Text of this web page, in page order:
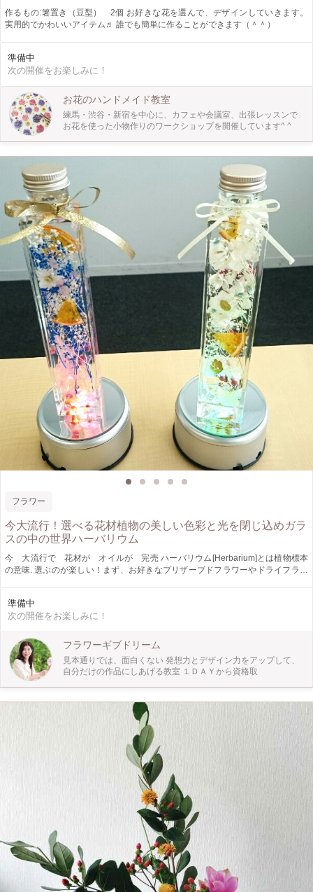
作るもの:箸置き（豆型） 2個 お好きな花を選んで、デザインしていきます。
実用的でかわいいアイテム♬ 誰でも簡単に作ることができます（＾＾）
準備中
次の開催をお楽しみに！
お花のハンドメイド教室
練馬・渋谷・新宿を中心に、カフェや会議室、出張レッスンで
お花を使った小物作りのワークショップを開催しています^ ^
フラワー
今大流行！選べる花材植物の美しい色彩と光を閉じ込めガラ
スの中の世界ハーバリウム
今 大流行で 花材が オイルが 完売 ハーバリウム[Herbarium]とは植物標本
の意味. 選ぶのが楽しい！まず、お好きなプリザーブドフラワーやドライフラワ
しい状態でお花や植物を鑑賞していただける新感覚のインテリア雑貨です １本
作製でお得なお値段！ 特に多種多様なプリザのアジサイ（ブルー、グリーン、
パーベリー、ローゼンセ、ミリオクダラス、オレンジなどをご用意いたします。
アジサイはオイルに浸す事で透明感が増し、葉脈が✨キラキラします。 オレンジ
は清涼感と可愛らしさがアップ致します。 なんと～みずみずしさをお手入れ不
要で、１年以上保ちます 使用するオイルは引火点が290℃のものを採用している
ため、危険物の指定からも外れ、 常温では燃えにくいきわめて安全なオイルで
す。 粘りにこだわり、屈折率を上げて、中に入れたお花が立体的に見えるオイ
準備中
次の開催をお楽しみに！
フラワーギブドリーム
見本通りでは、面白くない 発想力とデザイン力をアップして、
自分だけの作品にしあげる教室 １ＤＡＹから資格取